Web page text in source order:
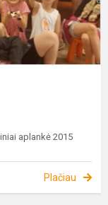
aplankė 2015
Plačiau